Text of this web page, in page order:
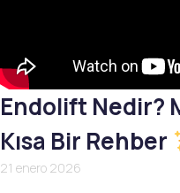
Endolift Nedir?
Kısa Bir Rehber
21 enero 2026